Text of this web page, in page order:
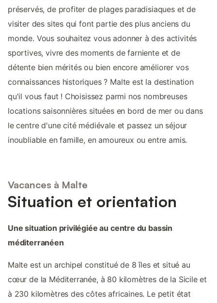
préservés, de profiter de plages paradisiaques et de
visiter des sites qui font partie des plus anciens du
monde. Vous souhaitez vous adonner à des activités
sportives, vivre des moments de farniente et de
détente bien mérités ou bien encore améliorer vos
connaissances historiques ? Malte est la destination
qu'il vous faut ! Choisissez parmi nos nombreuses
locations saisonnières situées en bord de mer ou dans
le centre d'une cité médiévale et passez un séjour
inoubliable en famille, en amoureux ou entre amis.
Vacances à Malte
Situation et orientation
Une situation privilégiée au centre du bassin
méditerranéen
Malte est un archipel constitué de 8 îles et situé au
cœur de la Méditerranée, à 80 kilomètres de la Sicile et
à 230 kilomètres des côtes africaines. Le petit état